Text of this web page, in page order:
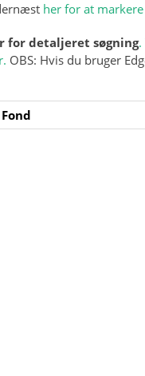
her for at
for detaljeret søgning.
OBS: Hvis du bruger